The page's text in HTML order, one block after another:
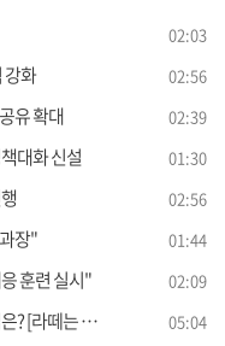
02:03
강화 02:56
유 확대 02:39
대화 신설 01:30
02:56
장" 01:44
훈련 실시" 02:09
는 뉴우스] 05:04